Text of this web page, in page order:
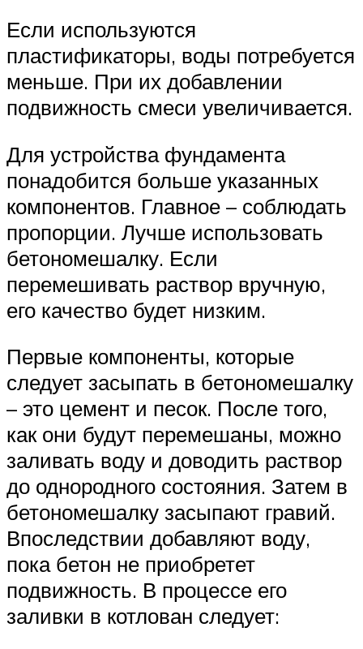
Если используются
пластификаторы, воды потребуется
меньше. При их добавлении
подвижность смеси увеличивается.
Для устройства фундамента
понадобится больше указанных
компонентов. Главное – соблюдать
пропорции. Лучше использовать
бетономешалку. Если
перемешивать раствор вручную,
его качество будет низким.
Первые компоненты, которые
следует засыпать в бетономешалку
– это цемент и песок. После того,
как они будут перемешаны, можно
заливать воду и доводить раствор
до однородного состояния. Затем в
бетономешалку засыпают гравий.
Впоследствии добавляют воду,
пока бетон не приобретет
подвижность. В процессе его
заливки в котлован следует: